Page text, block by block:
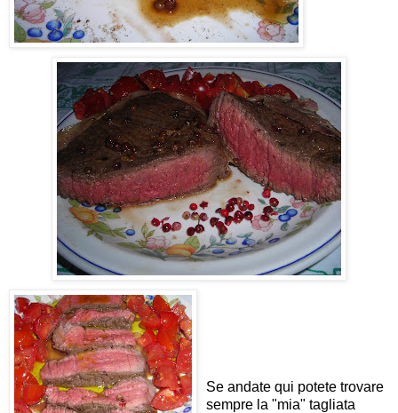
Se andate qui potete trovare
sempre la "mia" tagliata